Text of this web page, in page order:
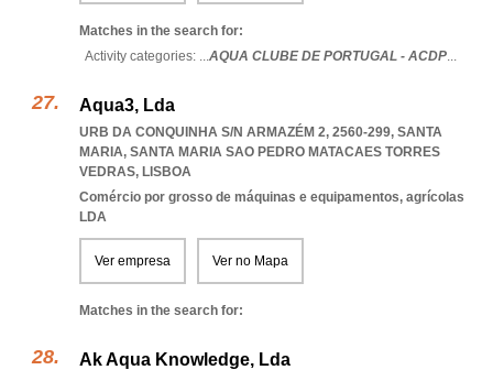
Matches in the search for:
Activity categories: ...AQUA CLUBE DE PORTUGAL - ACDP...
Aqua3, Lda
URB DA CONQUINHA S/N ARMAZÉM 2, 2560-299, SANTA
MARIA, SANTA MARIA SAO PEDRO MATACAES TORRES
VEDRAS, LISBOA
Comércio por grosso de máquinas e equipamentos, agrícolas
LDA
Ver empresa Ver no Mapa
Matches in the search for:
Ak Aqua Knowledge, Lda